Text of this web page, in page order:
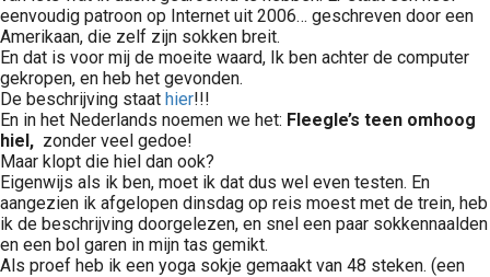
eenvoudig patroon op Internet uit 2006… geschreven door een
Amerikaan, die zelf zijn sokken breit.
En dat is voor mij de moeite waard, Ik ben achter de computer
gekropen, en heb het gevonden.
De beschrijving staat hier!!!
En in het Nederlands noemen we het: Fleegle’s teen omhoog
hiel, zonder veel gedoe!
Maar klopt die hiel dan ook?
Eigenwijs als ik ben, moet ik dat dus wel even testen. En
aangezien ik afgelopen dinsdag op reis moest met de trein, heb
ik de beschrijving doorgelezen, en snel een paar sokkennaalden
en een bol garen in mijn tas gemikt.
Als proef heb ik een yoga sokje gemaakt van 48 steken. (een